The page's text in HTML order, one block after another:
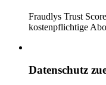
Fraudlys Trust
kostenpflichtige
Datenschutz